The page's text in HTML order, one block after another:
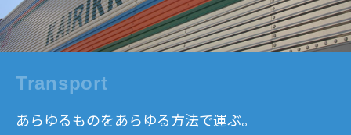
Transport
あらゆるものをあらゆる方法で運ぶ。